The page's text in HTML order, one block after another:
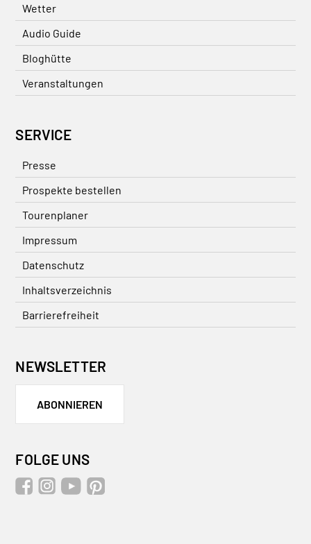
Wetter
Audio Guide
Bloghütte
Veranstaltungen
SERVICE
Presse
Prospekte bestellen
Tourenplaner
Impressum
Datenschutz
Inhaltsverzeichnis
Barrierefreiheit
NEWSLETTER
ABONNIEREN
FOLGE UNS